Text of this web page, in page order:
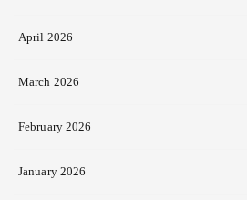
April 2026
March 2026
February 2026
January 2026